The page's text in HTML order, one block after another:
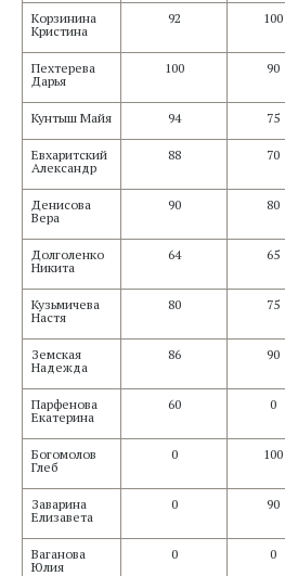
Корзинина
Кристина
92 100
Пехтерева
Дарья
100 90
Кунтыш Майя 94 75
Евхаритский
Александр
88 70
Денисова
Вера
90 80
Долголенко
Никита
64 65
Кузьмичева
Настя
80 75
Земская
Надежда
86 90
Парфенова
Екатерина
60 0
Богомолов
Глеб
0 100
Заварина
Елизавета
0 90
Ваганова
Юлия
0 0